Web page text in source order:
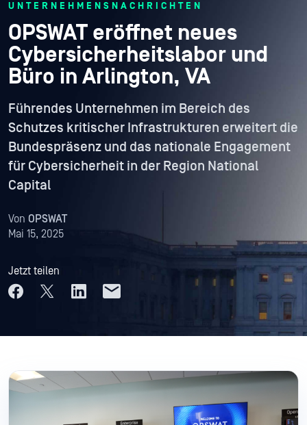
UNTERNEHMENSNACHRICHTEN
OPSWAT eröffnet neues
Cybersicherheitslabor und
Büro in Arlington, VA
Führendes Unternehmen im Bereich des
Schutzes kritischer Infrastrukturen erweitert die
Bundespräsenz und das nationale Engagement
für Cybersicherheit in der Region National
Capital
Von OPSWAT
Mai 15, 2025
Jetzt teilen